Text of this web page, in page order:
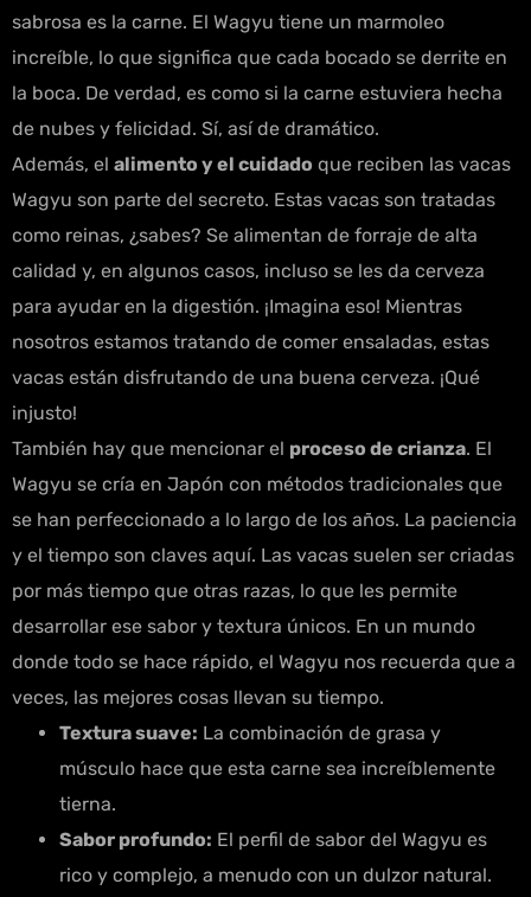
sabrosa es la carne. El Wagyu tiene un marmoleo
increíble, lo que significa que cada bocado se derrite en
la boca. De verdad, es como si la carne estuviera hecha
de nubes y felicidad. Sí, así de dramático.
Además, el alimento y el cuidado que reciben las vacas
Wagyu son parte del secreto. Estas vacas son tratadas
como reinas, ¿sabes? Se alimentan de forraje de alta
calidad y, en algunos casos, incluso se les da cerveza
para ayudar en la digestión. ¡Imagina eso! Mientras
nosotros estamos tratando de comer ensaladas, estas
vacas están disfrutando de una buena cerveza. ¡Qué
injusto!
También hay que mencionar el proceso de crianza. El
Wagyu se cría en Japón con métodos tradicionales que
se han perfeccionado a lo largo de los años. La paciencia
y el tiempo son claves aquí. Las vacas suelen ser criadas
por más tiempo que otras razas, lo que les permite
desarrollar ese sabor y textura únicos. En un mundo
donde todo se hace rápido, el Wagyu nos recuerda que a
veces, las mejores cosas llevan su tiempo.
Textura suave: La combinación de grasa y
músculo hace que esta carne sea increíblemente
tierna.
Sabor profundo: El perfil de sabor del Wagyu es
rico y complejo, a menudo con un dulzor natural.